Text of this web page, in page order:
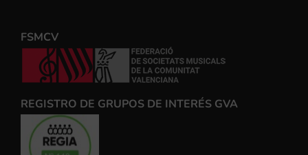
FSMCV
REGISTRO DE GRUPOS DE INTERÉS GVA